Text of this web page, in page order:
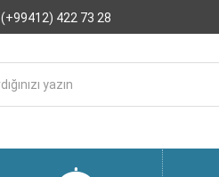
(+99412) 422 73 28